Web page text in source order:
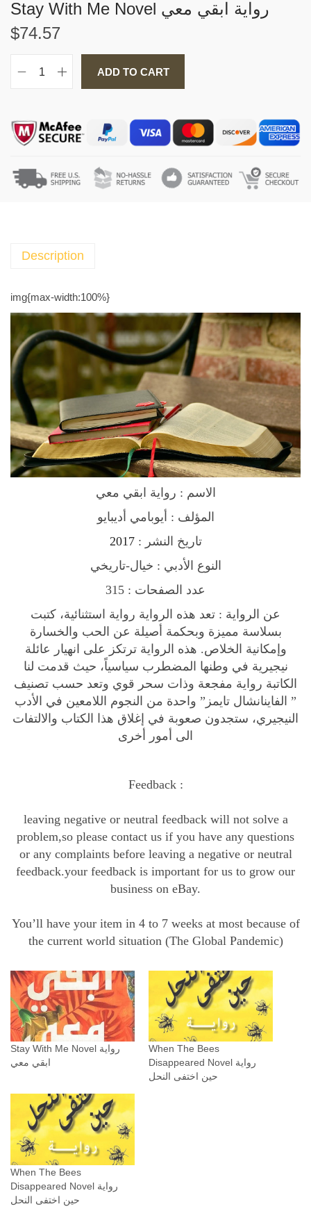
Stay With Me Novel رواية ابقي معي
$74.57
S
y
t
N
ر
ا
ة
ا
ب
ق
ي
t
i
t
y
ADD TO CART
Description
img{max-width:100%}
الاسم : رواية ابقي معي
المؤلف : أيوبامي أديبايو
تاريخ النشر : 2017
النوع الأدبي : خيال-تاريخي
عدد الصفحات : 315
عن الرواية : تعد هذه الرواية رواية استثنائية، كتبت
بسلاسة مميزة وبحكمة أصيلة عن الحب والخسارة
وإمكانية الخلاص. هذه الرواية ترتكز على انهيار عائلة
نيجيرية في وطنها المضطرب سياسياً، حيث قدمت لنا
الكاتبة رواية مفجعة وذات سحر قوي وتعد حسب تصنيف
” الفاينانشال تايمز” واحدة من النجوم اللامعين في الأدب
النيجيري، ستجدون صعوبة في إغلاق هذا الكتاب والالتفات
الى أمور أخرى
Feedback :
leaving negative or neutral feedback will not solve a
problem,so please contact us if you have any questions
or any complaints before leaving a negative or neutral
feedback.your feedback is important for us to grow our
business on eBay.
You’ll have your item in 4 to 7 weeks at most because of
the current world situation (The Global Pandemic)
Stay With Me Novel رواية
ابقي معي
When The Bees
Disappeared Novel رواية
حين اختفى النحل
When The Bees
Disappeared Novel رواية
حين اختفى النحل